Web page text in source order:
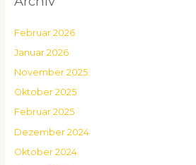
Februar 2026
Januar 2026
November 2025
Oktober 2025
Februar 2025
Dezember 2024
Oktober 2024